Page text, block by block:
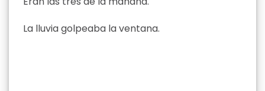
La lluvia golpeaba la ventana.